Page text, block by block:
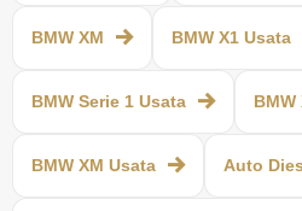
BMW XM BMW X1 Usata
BMW Serie 1 Usata BMW
BMW XM Usata Auto